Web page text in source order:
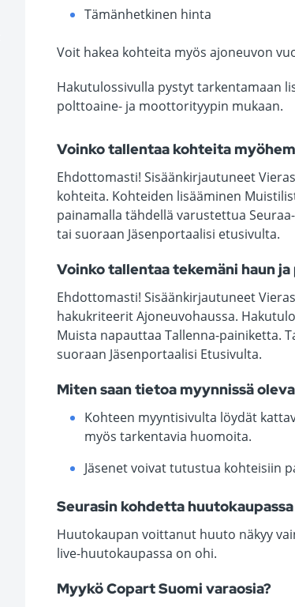
Tämänhetkinen hinta
Voit hakea kohteita myös ajoneuvon
Hakutulossivulla pystyt tarkentamaan
polttoaine- ja moottorityypin mukaan.
Voinko tallentaa kohteita
Ehdottomasti! Sisäänkirjautuneet
kohteita. Kohteiden lisääminen
painamalla tähdellä varustettua
tai suoraan Jäsenportaalisi etusivulta.
Voinko tallentaa tekemäni haun
Ehdottomasti! Sisäänkirjautuneet
hakukriteerit Ajoneuvohaussa.
Muista napauttaa Tallenna-painiketta.
suoraan Jäsenportaalisi Etusivulta.
Miten saan tietoa myynnissä
Kohteen myyntisivulta löydät
myös tarkentavia huomoita.
Jäsenet voivat tutustua kohteisiin
Seurasin kohdetta
Huutokaupan voittanut huuto näkyy
live-huutokaupassa on ohi.
Myykö Copart Suomi varaosia?